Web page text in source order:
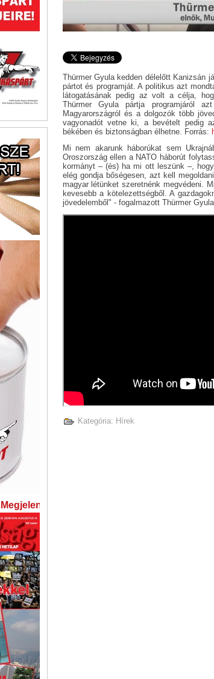
Megjelent A Szabadság legújabb száma:
Thürmer Gyula kedden délelőtt Kanizsán
pártot és programját. A politikus azt
látogatásának pedig az volt a célja,
Thürmer Gyula pártja programjáról
Magyarországról és a dolgozók több
vagyonadót vetne ki, a bevételt pedig
békében és biztonságban élhetne. Forrás:
Mi nem akarunk háborúkat sem
Oroszország ellen a NATO háborút
kormányt – (és) ha mi ott leszünk –,
elég gondja bőségesen, azt kell
magyar létünket szeretnénk megvédeni.
kevesebb a kötelezettségből. A
jövedelemből" - fogalmazott Thürmer
Kategória: Hírek